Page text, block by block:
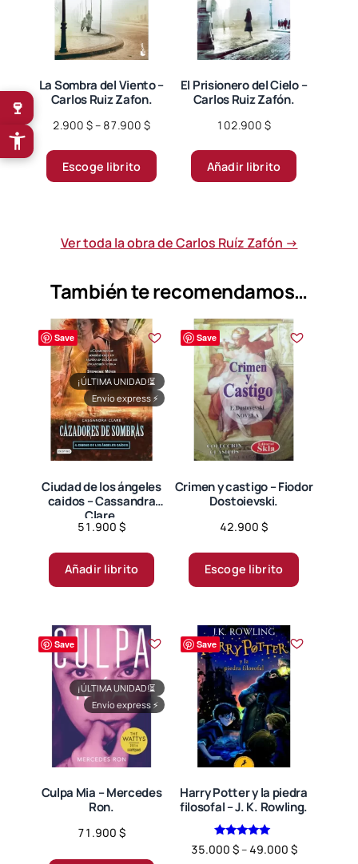
La Sombra del Viento –
Carlos Ruiz Zafon.
2.900 $– 87.900 $Price
2.900 $
through
Escoge librito
producto
Las
se
elegir
en
página
de
producto
El Prisionero del Cielo –
Carlos Ruiz Zafón.
102.900 $
Añadir librito
Ver toda la obra de Carlos Ruíz Zafón →
También te recomendamos…
Save
Ciudad de los ángeles
caidos – Cassandra
Clare.
51.900 $
¡ÚLTIMA UNIDAD!⏳
Envío express ⚡
Añadir librito
Save
Crimen y castigo – Fiodor
Dostoievski.
42.900 $
Escoge librito
tiene
Las
página
de
Save
Culpa Mia – Mercedes
Ron.
71.900 $
¡ÚLTIMA UNIDAD!⏳
Envío express ⚡
Save
Harry Potter y la piedra
filosofal – J. K. Rowling.
Valorado en
5.00
35.000 $– 49.000 $Price
🍷